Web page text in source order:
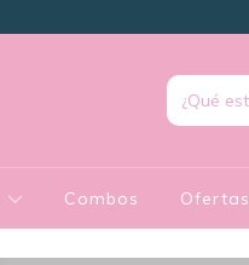
Combos Ofertas